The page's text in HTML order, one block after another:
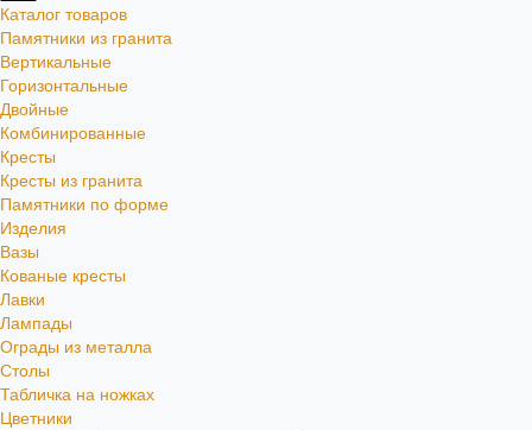
Каталог товаров
Памятники из гранита
Вертикальные
Горизонтальные
Двойные
Комбинированные
Кресты
Кресты из гранита
Памятники по форме
Изделия
Вазы
Кованые кресты
Лавки
Лампады
Ограды из металла
Столы
Табличка на ножках
Цветники